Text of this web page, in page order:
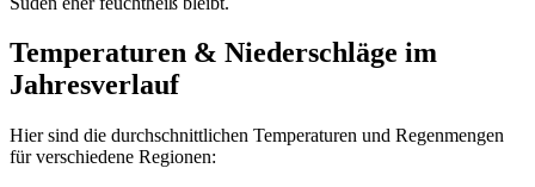
Temperaturen & Niederschläge im
Jahresverlauf
Hier sind die durchschnittlichen Temperaturen und Regenmengen
für verschiedene Regionen: